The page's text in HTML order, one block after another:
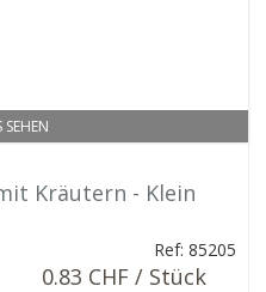
SEHEN
Kräutern - Klein
Ref: 85205
0.83 CHF / Stück